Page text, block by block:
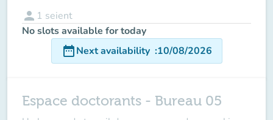
person 1 seient
No slots available for today
date_rangeNext availability :10/08/2026
Espace doctorants - Bureau 05